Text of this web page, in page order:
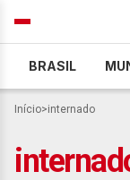
BRASIL
Início>internado